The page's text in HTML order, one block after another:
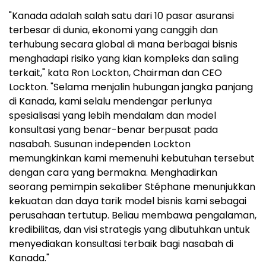
"Kanada adalah salah satu dari 10 pasar asuransi
terbesar di dunia, ekonomi yang canggih dan
terhubung secara global di mana berbagai bisnis
menghadapi risiko yang kian kompleks dan saling
terkait," kata Ron Lockton, Chairman dan CEO
Lockton. "Selama menjalin hubungan jangka panjang
di Kanada, kami selalu mendengar perlunya
spesialisasi yang lebih mendalam dan model
konsultasi yang benar-benar berpusat pada
nasabah. Susunan independen Lockton
memungkinkan kami memenuhi kebutuhan tersebut
dengan cara yang bermakna. Menghadirkan
seorang pemimpin sekaliber Stéphane menunjukkan
kekuatan dan daya tarik model bisnis kami sebagai
perusahaan tertutup. Beliau membawa pengalaman,
kredibilitas, dan visi strategis yang dibutuhkan untuk
menyediakan konsultasi terbaik bagi nasabah di
Kanada."